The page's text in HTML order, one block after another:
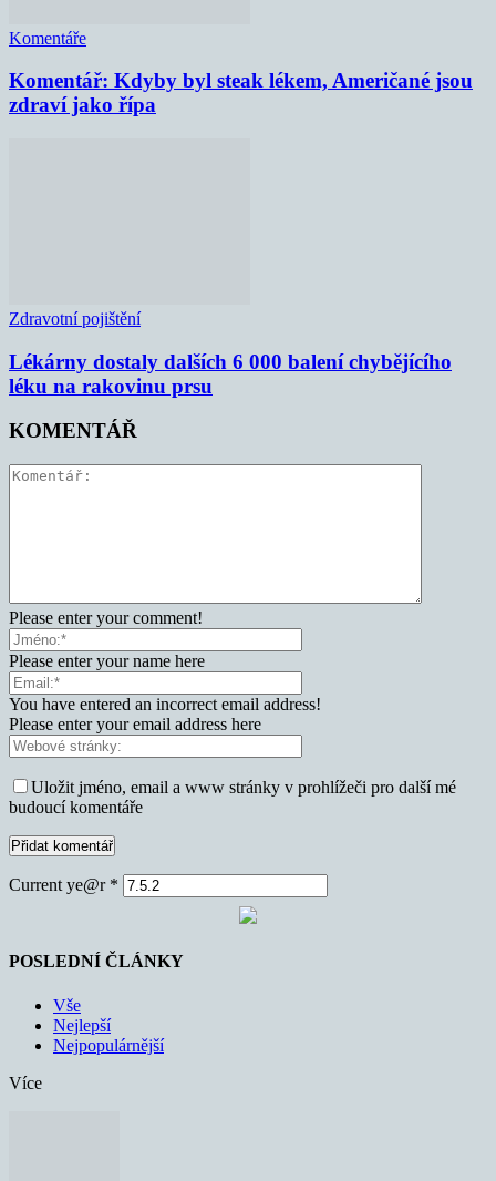
Komentáře
Komentář: Kdyby byl steak lékem, Američané jsou
zdraví jako řípa
Zdravotní pojištění
Lékárny dostaly dalších 6 000 balení chybějícího
léku na rakovinu prsu
KOMENTÁŘ
Please enter your comment!
Please enter your name here
You have entered an incorrect email address!
Please enter your email address here
Uložit jméno, email a www stránky v prohlížeči pro další mé
budoucí komentáře
Current ye@r *
POSLEDNÍ ČLÁNKY
Vše
Nejlepší
Nejpopulárnější
Více